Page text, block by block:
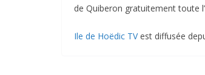
de Quiberon gratuitement toute
Ile de Hoëdic TVest diffusée